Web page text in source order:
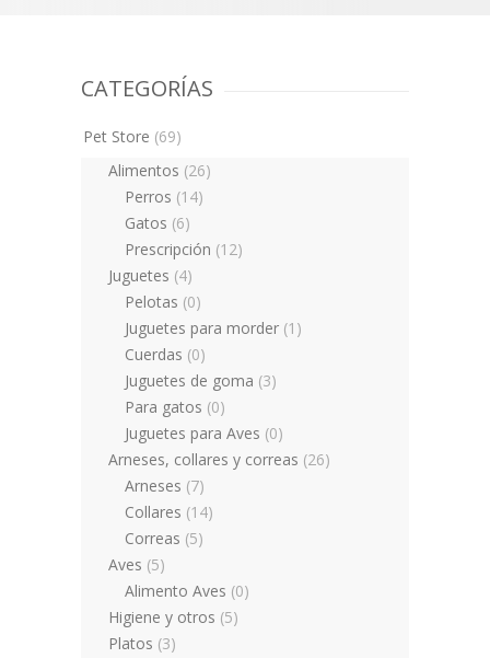
CATEGORÍAS
Pet Store (69)
Alimentos (26)
Perros (14)
Gatos (6)
Prescripción (12)
Juguetes (4)
Pelotas (0)
Juguetes para morder (1)
Cuerdas (0)
Juguetes de goma (3)
Para gatos (0)
Juguetes para Aves (0)
Arneses, collares y correas (26)
Arneses (7)
Collares (14)
Correas (5)
Aves (5)
Alimento Aves (0)
Higiene y otros (5)
Platos (3)